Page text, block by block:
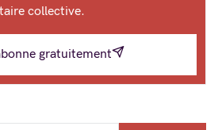
collective.
gratuitement